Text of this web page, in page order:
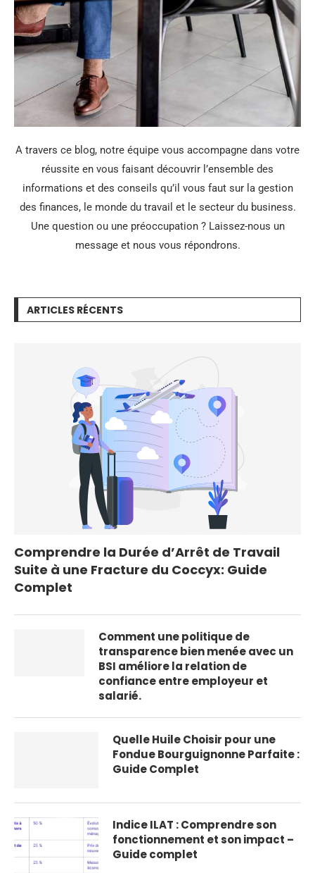
A travers ce blog, notre équipe vous accompagne dans votre
réussite en vous faisant découvrir l’ensemble des
informations et des conseils qu’il vous faut sur la gestion
des finances, le monde du travail et le secteur du business.
Une question ou une préoccupation ? Laissez-nous un
message et nous vous répondrons.
ARTICLES RÉCENTS
Comprendre la Durée d’Arrêt de Travail
Suite à une Fracture du Coccyx: Guide
Complet
Comment une politique de
transparence bien menée avec
un BSI améliore la relation de
confiance entre employeur et
salarié.
Quelle Huile Choisir pour une
Fondue Bourguignonne Parfaite :
Guide Complet
Indice ILAT : Comprendre son
fonctionnement et son impact –
Guide complet